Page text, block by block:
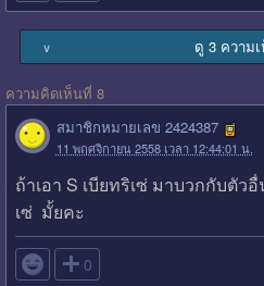
∨ ดู 3 ความ
ความคิดเห็นที่ 8
สมาชิกหมายเลข 2424387
11 พฤศจิกายน 2558 เวลา 12:44:01 น.
ถ้าเอา S เบียทริเซ่ มาบวกกับตัว
เซ่ มั้ยคะ
 0